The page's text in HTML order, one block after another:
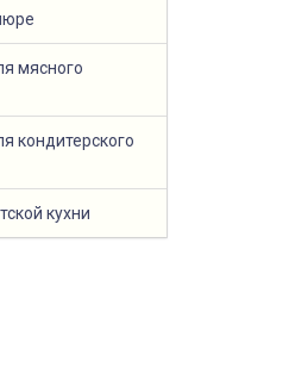
мясного
кондитерского
кухни